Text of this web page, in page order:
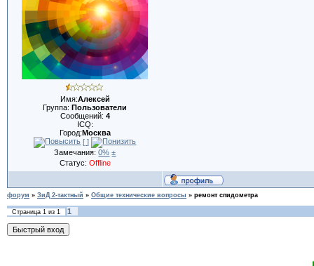
Имя:Алексей
Группа:Пользователи
Сообщений: 4
ICQ:
Город:Москва
[ ]
Замечания:0% ±
Статус: Offline
форум » ЗиД 2-тактный » Общие технические вопросы » ремонт спидометра
Страница 1из 1 1